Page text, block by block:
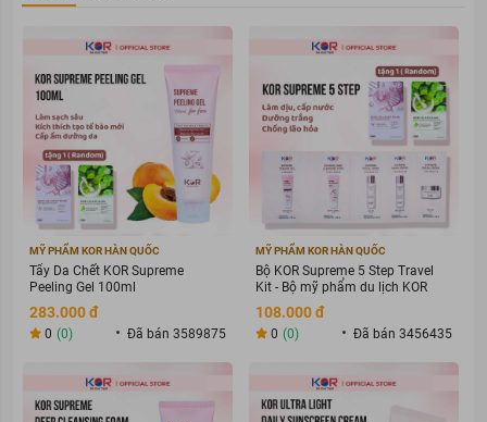
MỸ PHẨM KOR HÀN QUỐC
Tẩy Da Chết KOR Supreme
Peeling Gel 100ml
283.000 đ
0 (0) Đã bán 3589875
MỸ PHẨM KOR HÀN QUỐC
Bộ KOR Supreme 5 Step Travel
Kit - Bộ mỹ phẩm du lịch KOR
108.000 đ
0 (0) Đã bán 3456435